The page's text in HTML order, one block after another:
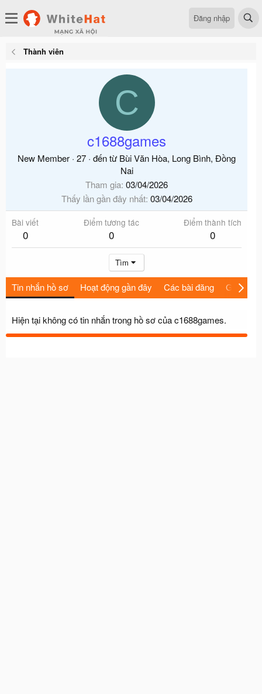
Đăng nhập
Thành viên
C
c1688games
New Member · 27 · đến từ Bùi Văn Hòa, Long Bình, Đồng
Nai
Tham gia 03/04/2026
Thấy lần gần đây nhất 03/04/2026
Bài viết
0
Điểm tương tác
0
Điểm thành tích
0
Tìm
Tin nhắn hồ sơ Hoạt động gần đây Các bài đăng Giới thiệu
Hiện tại không có tin nhắn trong hồ sơ của c1688games.